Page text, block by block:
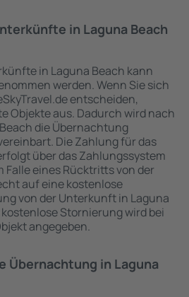
in Laguna Beach
in Laguna Beach kann
werden. Wenn Sie sich
entscheiden,
Objekte aus. Dadurch wird nach
die Übernachtung
Die Zahlung für das
über das Zahlungssystem
Falle eines Rücktritts von der
auf eine kostenlose
von der Unterkunft in Laguna
Stornierung wird bei
angegeben.
Übernachtung in Laguna